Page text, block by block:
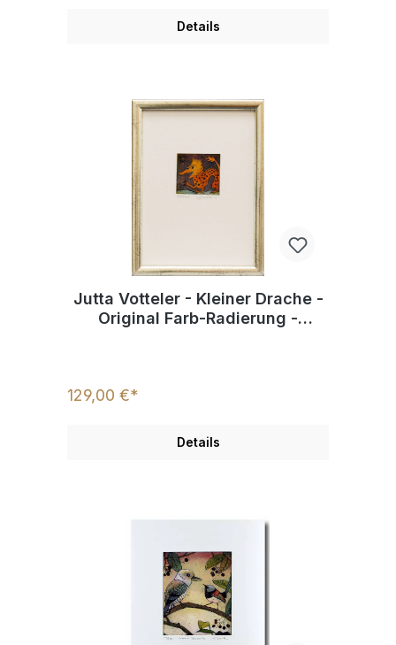
Details
Jutta Votteler - Kleiner Drache -
Original Farb-Radierung -
129,00 €*
Details